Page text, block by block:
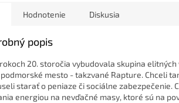
Hodnotenie Diskusia
popis
20. storočia vybudovala skupina
mesto - takzvané Rapture. Chceli
starať o peniaze či sociálne
energiou na nevďačné masy, ktoré sú na